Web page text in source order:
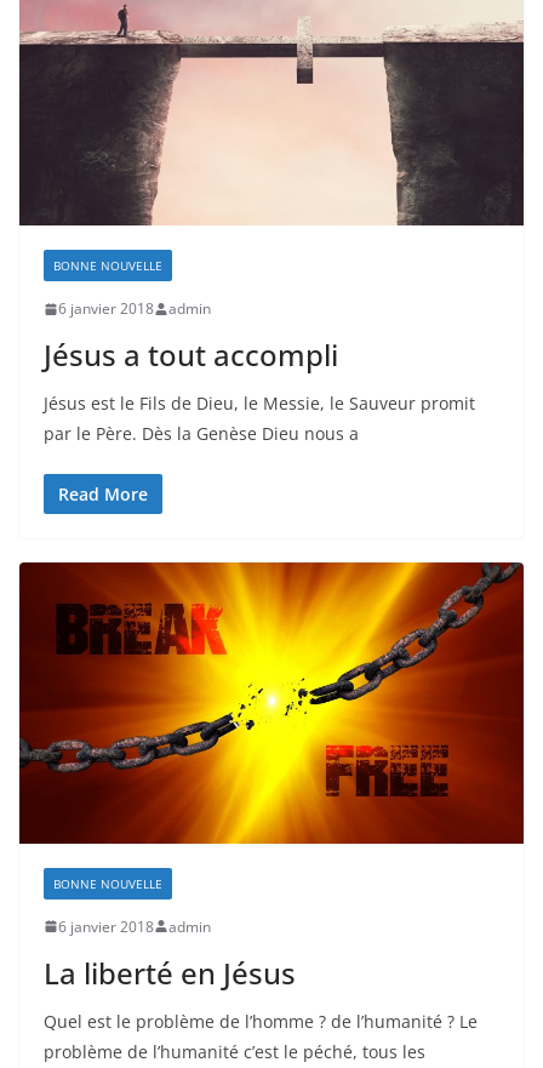
BONNE NOUVELLE
6 janvier 2018 admin
Jésus a tout accompli
Jésus est le Fils de Dieu, le Messie, le Sauveur promit
par le Père. Dès la Genèse Dieu nous a
Read More
BONNE NOUVELLE
6 janvier 2018 admin
La liberté en Jésus
Quel est le problème de l’homme ? de l’humanité ? Le
problème de l’humanité c’est le péché, tous les